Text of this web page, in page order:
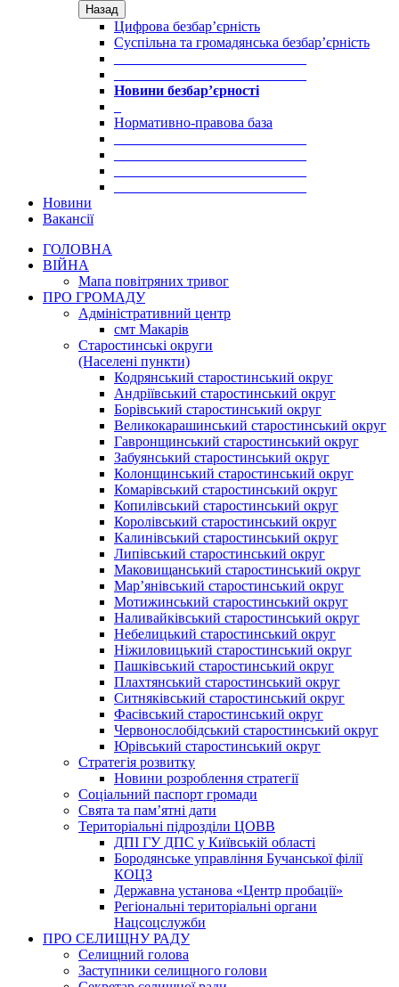
Назад
Цифрова безбар’єрність
Суспільна та громадянська безбар’єрність
Новини безбар’єрності
Нормативно-правова база
Новини
Вакансії
ГОЛОВНА
ВІЙНА
Мапа повітряних тривог
ПРО ГРОМАДУ
Aдміністративний центр
смт Макарів
Старостинські округи
(Населені пункти)
Кодрянський старостинський округ
Андріївський старостинський округ
Борівський старостинський округ
Великокарашинський старостинський округ
Гавронщинський старостинський округ
Забуянський старостинський округ
Колонщинський старостинський округ
Комарівський старостинський округ
Копилівський старостинський округ
Королівський старостинський округ
Калинівський старостинський округ
Липівський старостинський округ
Маковищанський старостинський округ
Мар’янівський старостинський округ
Мотижинський старостинський округ
Наливайківський старостинський округ
Небелицький старостинський округ
Ніжиловицький старостинський округ
Пашківський старостинський округ
Плахтянський старостинський округ
Ситняківський старостинський округ
Фасівський старостинський округ
Червонослобідський старостинський округ
Юрівський старостинський округ
Стратегія розвитку
Новини розроблення стратегії
Соціальний паспорт громади
Свята та пам’ятні дати
Територіальні підрозділи ЦОВВ
ДПІ ГУ ДПС у Київській області
Бородянське управління Бучанської філії
КОЦЗ
Державна установа «Центр пробації»
Регіональні територіальні органи
Нацсоцслужби
ПРО СЕЛИЩНУ РАДУ
Селищний голова
Заступники селищного голови